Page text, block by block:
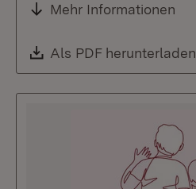
Mehr Informationen
Download:
Als PDF herunterladen